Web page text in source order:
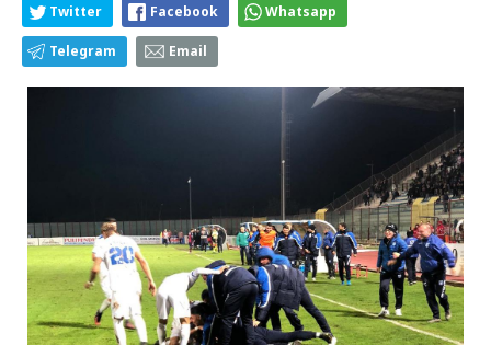
Twitter Facebook Whatsapp
Telegram Email